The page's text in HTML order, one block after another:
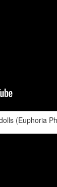
(Euphoria